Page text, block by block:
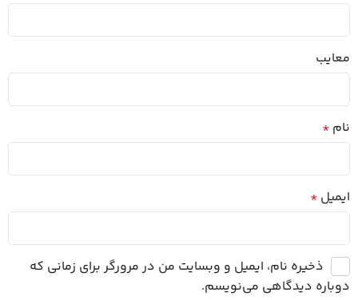
معایب
نام *
ایمیل *
ذخیره نام، ایمیل و وبسایت من در مرورگر برای زمانی که
دوباره دیدگاهی می‌نویسم.